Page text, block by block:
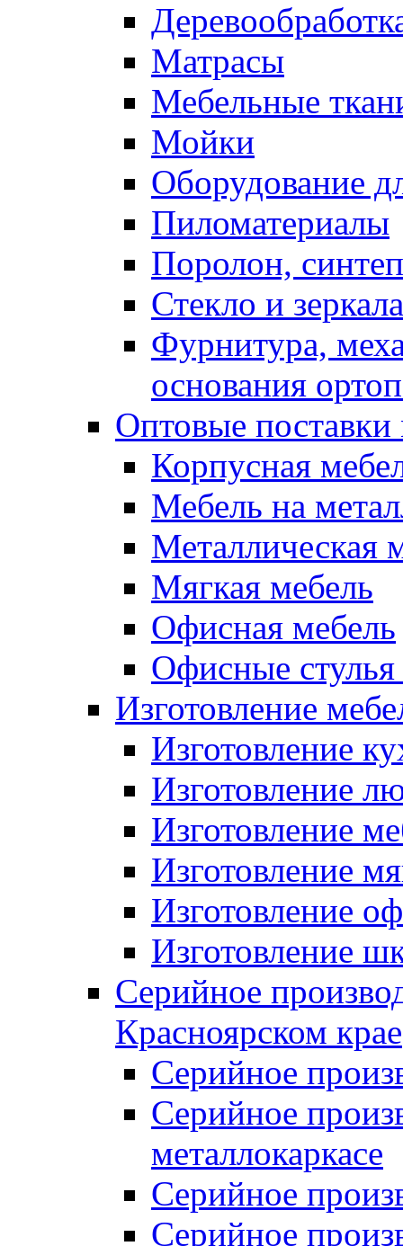
Матрасы
Мебельные
Мойки
Оборудование
Пиломатериалы
Поролон,
Стекло и зеркала
Фурнитура,
основания
Оптовые поставки
Корпусная
Мебель на
Металлическая
Мягкая мебель
Офисная мебель
Офисные стулья
Изготовление
Изготовление
Изготовление
Изготовление
Изготовление
Изготовление
Изготовление
Серийное
Красноярском крае
Серийное
Серийное
металлокаркасе
Серийное
Серийное